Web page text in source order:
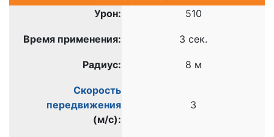
Урон: 510
Время применения: 3 сек.
Радиус: 8 м
Скорость
передвижения
(м/c):
3